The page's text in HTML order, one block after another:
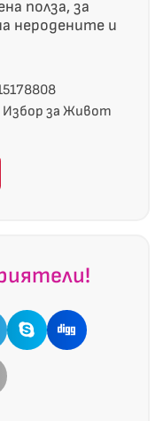
полза, за
неродените и
за Живот